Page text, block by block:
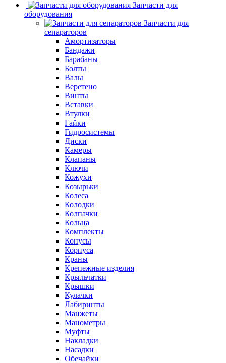
Запчасти для
оборудования
Запчасти для
сепараторов
Амортизаторы
Бандажи
Барабаны
Болты
Валы
Веретено
Винты
Вставки
Втулки
Гайки
Гидросистемы
Диски
Камеры
Клапаны
Ключи
Кожухи
Козырьки
Колеса
Колодки
Колпачки
Кольца
Комплекты
Конусы
Корпуса
Краны
Крепежные изделия
Крыльчатки
Крышки
Кулачки
Лабиринты
Манжеты
Манометры
Муфты
Накладки
Насадки
Обечайки